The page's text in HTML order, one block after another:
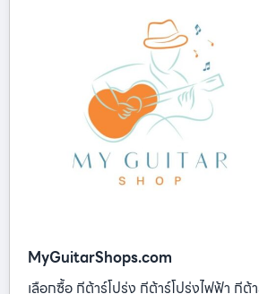
MyGuitarShops.com
เลือกซื้อ กีต้าร์โปร่ง กีต้าร์โปร่งไฟฟ้า กีต้